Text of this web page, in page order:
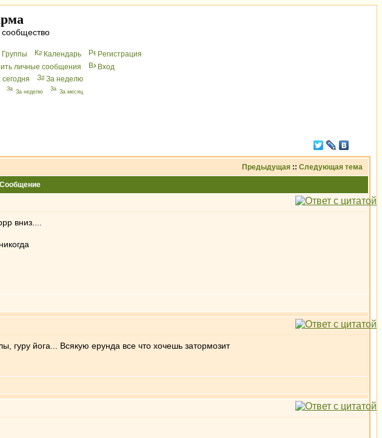
сообщество
Группы Календарь
Peгиcтрaция
личные сообщения
Вхoд
сегодня За неделю
За неделю За месяц
Предыдущая :: Следующая тема
Сообщение
вниз....
йога... Всякую ерунда все что хочешь затормозит